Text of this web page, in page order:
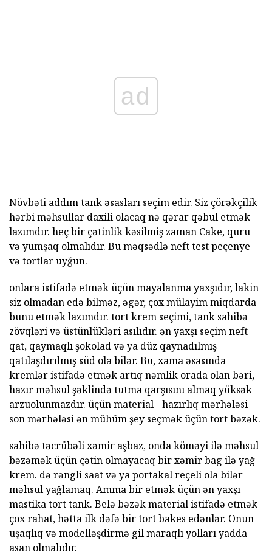
ad
Növbəti addım tank əsasları seçim edir. Siz çörəkçilik
hərbi məhsullar daxili olacaq nə qərar qəbul etmək
lazımdır. heç bir çətinlik kəsilmiş zaman Cake, quru
və yumşaq olmalıdır. Bu məqsədlə neft test peçenye
və tortlar uyğun.
onlara istifadə etmək üçün mayalanma yaxşıdır, lakin
siz olmadan edə bilməz, əgər, çox mülayim miqdarda
bunu etmək lazımdır. tort krem seçimi, tank sahibə
zövqləri və üstünlükləri asılıdır. ən yaxşı seçim neft
qat, qaymaqlı şokolad və ya düz qaynadılmış
qatılaşdırılmış süd ola bilər. Bu, xama əsasında
kremlər istifadə etmək artıq nəmlik orada olan bəri,
hazır məhsul şəklində tutma qarşısını almaq yüksək
arzuolunmazdır. üçün material - hazırlıq mərhələsi
son mərhələsi ən mühüm şey seçmək üçün tort bəzək.
sahibə təcrübəli xəmir aşbaz, onda köməyi ilə məhsul
bəzəmək üçün çətin olmayacaq bir xəmir bag ilə yağ
krem. də rəngli saat və ya portakal reçeli ola bilər
məhsul yağlamaq. Amma bir etmək üçün ən yaxşı
mastika tort tank. Belə bəzək material istifadə etmək
çox rahat, hətta ilk dəfə bir tort bakes edənlər. Onun
uşaqlıq və modelləşdirmə gil maraqlı yolları yadda
asan olmalıdır.